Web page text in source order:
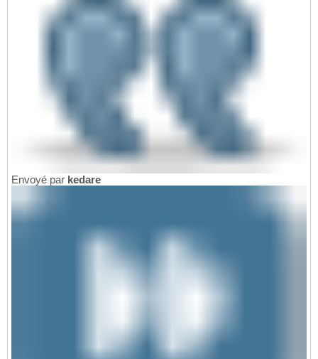
Envoyé par kedare